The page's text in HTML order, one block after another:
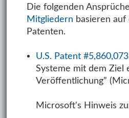
Die folgenden
Mitgliedern basieren
Patenten.
U.S. Patent #5,860,073
Systeme mit dem Ziel
Veröffentlichung”
Microsoft's Hinweis